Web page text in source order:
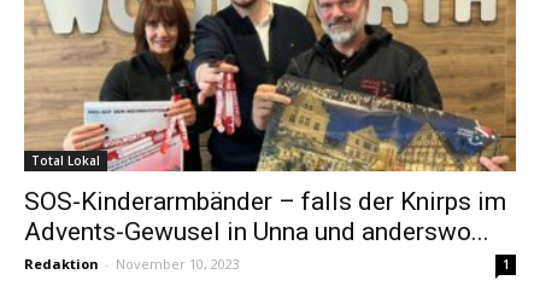
Total Lokal
SOS-Kinderarmbänder – falls der Knirps im
Advents-Gewusel in Unna und anderswo...
Redaktion - November 10, 2023 1